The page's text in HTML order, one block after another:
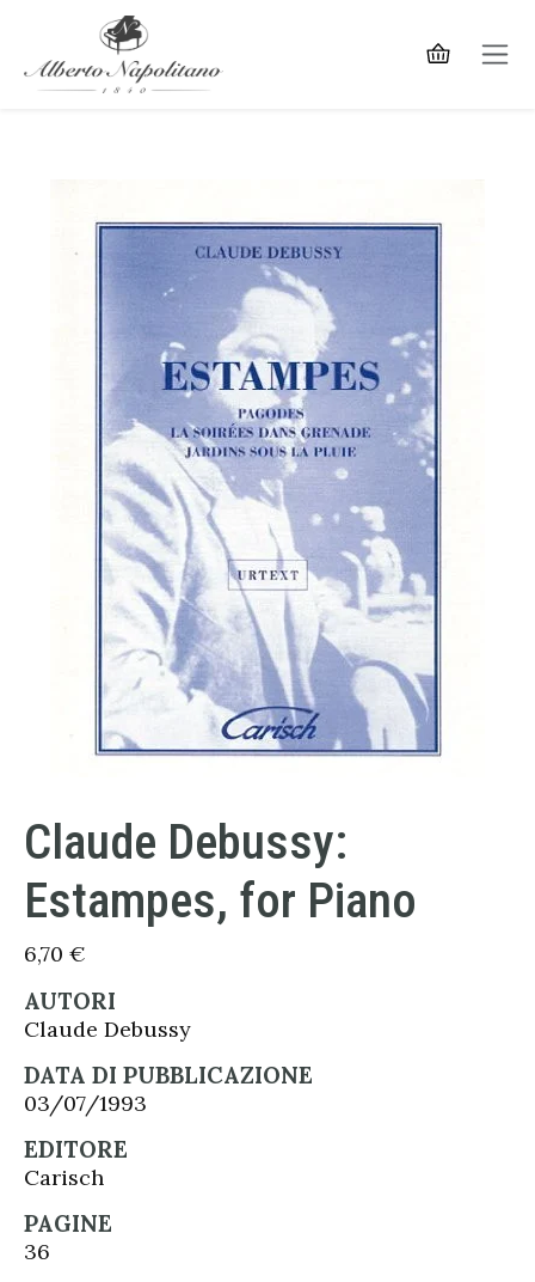
Claude Debussy:
Estampes, for Piano
6,70 €
AUTORI
Claude Debussy
DATA DI PUBBLICAZIONE
03/07/1993
EDITORE
Carisch
PAGINE
36